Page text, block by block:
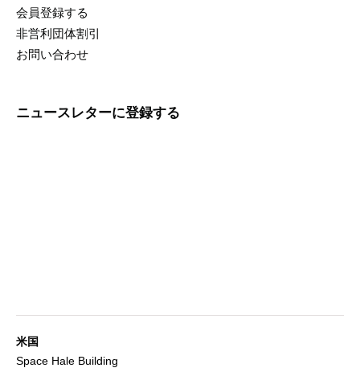
会員登録する
非営利団体割引
お問い合わせ
ニュースレターに登録する
米国
Space Hale Building